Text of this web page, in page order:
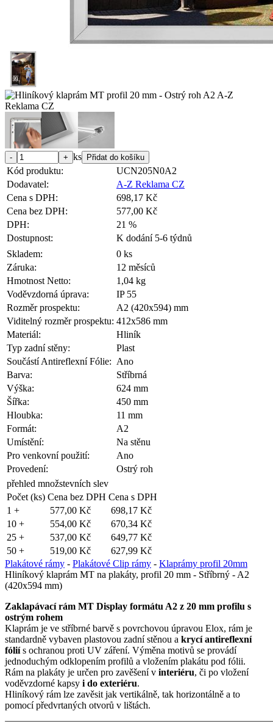
ks
Kód produktu:
UCN205N0A2
Dodavatel:
A-Z Reklama CZ
Cena s DPH:
698,17 Kč
Cena bez DPH:
577,00 Kč
DPH:
21 %
Dostupnost:
K dodání 5-6 týdnů
Skladem:
0 ks
Záruka:
12 měsíců
Hmotnost Netto:
1,04 kg
Voděvzdorná úprava:
IP 55
Rozměr prospektu:
A2 (420x594) mm
Viditelný rozměr prospektu: 412x586 mm
Materiál:
Hliník
Typ zadní stěny:
Plast
Součástí Antireflexní Fólie: Ano
Barva:
Stříbrná
Výška:
624 mm
Šířka:
450 mm
Hloubka:
11 mm
Formát:
A2
Umístění:
Na stěnu
Pro venkovní použití:
Ano
Provedení:
Ostrý roh
přehled množstevních slev
Počet (ks) Cena bez DPH Cena s DPH
1 +
577,00 Kč
698,17 Kč
10 +
554,00 Kč
670,34 Kč
25 +
537,00 Kč
649,77 Kč
50 +
519,00 Kč
627,99 Kč
Plakátové rámy - Plakátové Clip rámy - Klaprámy profil 20mm
Hliníkový klaprám MT na plakáty, profil 20 mm - Stříbrný - A2
(420x594 mm)
Zaklapávací rám MT Display formátu A2 z 20 mm profilu s
ostrým rohem
Klaprám je ve stříbrné barvě s povrchovou úpravou Elox, rám je
standardně vybaven plastovou zadní stěnou a krycí antireflexní
fóliís ochranou proti UV záření. Výměna motivů se provádí
jednoduchým odklopením profilů a vložením plakátu pod fólii.
Rám na plakáty je určen pro zavěšení v interiéru, či po vložení
voděvzdorné kapsy i do exteriéru.
Hliníkový rám lze zavěsit jak vertikálně, tak horizontálně a to
pomocí předvrtaných otvorů v lištách.